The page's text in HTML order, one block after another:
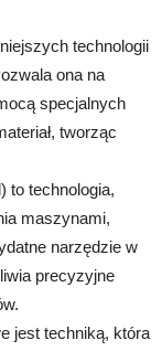
technologii
ona na
specjalnych
tworząc
to technologia,
maszynami,
narzędzie w
precyzyjne
jest techniką, która